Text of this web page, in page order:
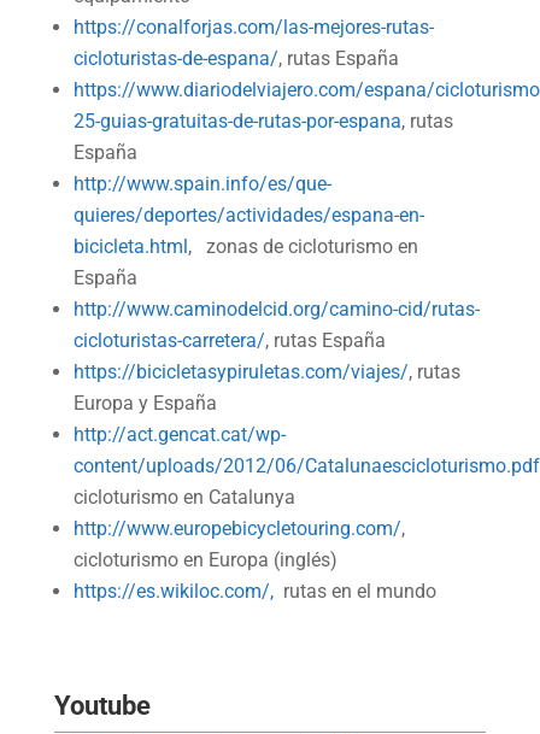
https://conalforjas.com/las-mejores-rutas-
cicloturistas-de-espana/, rutas España
https://www.diariodelviajero.com/espana/
25-guias-gratuitas-de-rutas-por-espana, rutas
España
http://www.spain.info/es/que-
quieres/deportes/actividades/espana-en-
bicicleta.html, zonas de cicloturismo en
España
http://www.caminodelcid.org/camino-cid/rutas-
cicloturistas-carretera/, rutas España
https://bicicletasypiruletas.com/viajes/, rutas
Europa y España
http://act.gencat.cat/wp-
content/uploads/2012/06/
cicloturismo en Catalunya
http://www.europebicycletouring.com/,
cicloturismo en Europa (inglés)
https://es.wikiloc.com/,rutas en el mundo
Youtube